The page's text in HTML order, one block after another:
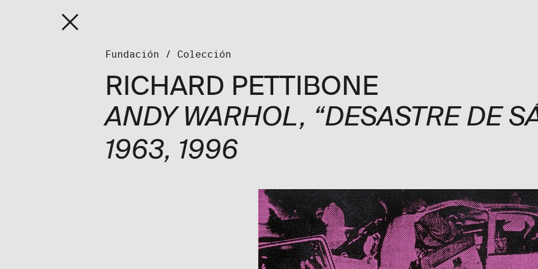
Fundación / Colección
RICHARD PETTIBONE
ANDY WARHOL, “DESASTRE DE
1963, 1996